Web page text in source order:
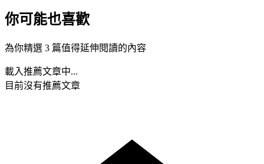
你可能也喜歡
為你精選 3 篇值得延伸閱讀的內容
載入推薦文章中...
目前沒有推薦文章